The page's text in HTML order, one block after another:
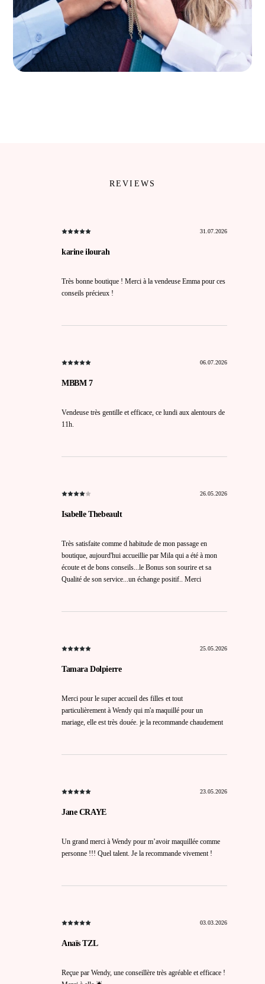
REVIEWS
31.07.2026
karine ilourah
Très bonne boutique ! Merci à la vendeuse Emma pour ces
conseils précieux !
06.07.2026
MBBM 7
Vendeuse très gentille et efficace, ce lundi aux alentours de
11h.
26.05.2026
Isabelle Thebeault
Très satisfaite comme d habitude de mon passage en
boutique, aujourd'hui accueillie par Mila qui a été à mon
écoute et de bons conseils...le Bonus son sourire et sa
Qualité de son service...un échange positif.. Merci
25.05.2026
Tamara Dolpierre
Merci pour le super accueil des filles et tout
particulièrement à Wendy qui m'a maquillé pour un
mariage, elle est très douée. je la recommande chaudement
23.05.2026
Jane CRAYE
Un grand merci à Wendy pour m’avoir maquillée comme
personne !!! Quel talent. Je la recommande vivement !
03.03.2026
Anaïs TZL
Reçue par Wendy, une conseillère très agréable et efficace !